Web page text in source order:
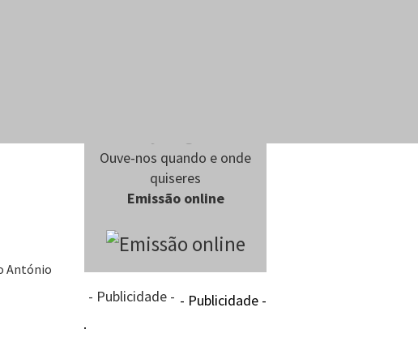
António
Ouve-nos quando e onde
quiseres
Emissão online
- Publicidade - - Publicidade -